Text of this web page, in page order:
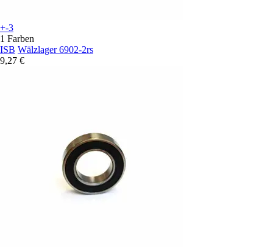
+-3
1 Farben
ISB Wälzlager 6902-2rs
9,27 €